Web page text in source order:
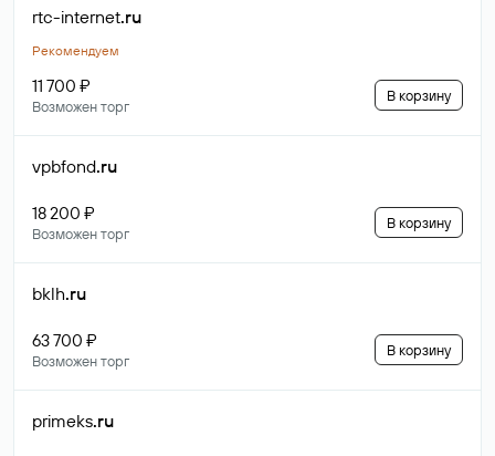
rtc-internet.ru
Рекомендуем
11 700 ₽
Возможен торг
В корзину
vpbfond.ru
18 200 ₽
Возможен торг
В корзину
bklh.ru
63 700 ₽
Возможен торг
В корзину
primeks.ru